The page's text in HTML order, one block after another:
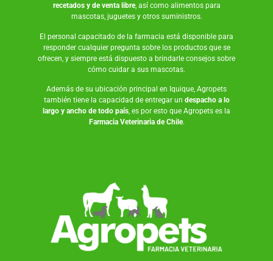
recetados y de venta libre, así como alimentos para
mascotas, juguetesy otros suministros.
El personal capacitado de la farmacia está disponible para
responder cualquier pregunta sobre los productos que se
ofrecen, y siempre está dispuesto a brindarle consejos sobre
cómo cuidar a sus mascotas.
Además de su ubicación principal en Iquique, Agropets
también tiene la capacidad de entregar un despacho a lo
largo y ancho de todo país, es por esto que Agropets es la
Farmacia Veterinaria de Chile.